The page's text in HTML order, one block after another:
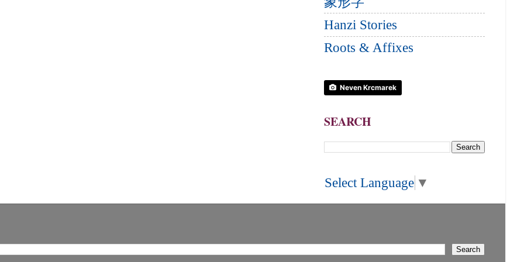
Hanzi Stories
Roots & Affixes
Neven Krcmarek
SEARCH
Select Language ▼